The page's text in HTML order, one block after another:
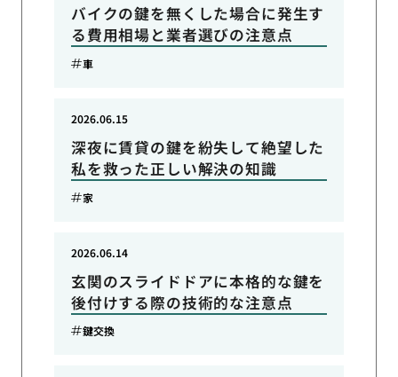
バイクの鍵を無くした場合に発生す
る費用相場と業者選びの注意点
車
深夜に賃貸の鍵を紛失して絶望した
私を救った正しい解決の知識
2026.06.15
家
玄関のスライドドアに本格的な鍵を
後付けする際の技術的な注意点
2026.06.14
鍵交換